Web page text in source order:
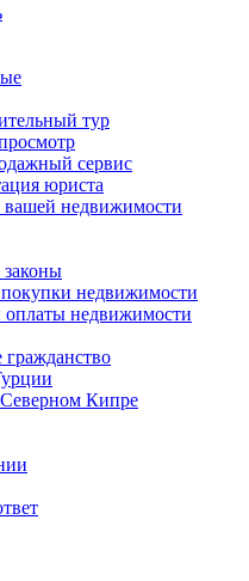
тур
сервис
юриста
недвижимости
недвижимости
недвижимости
гражданство
Кипре